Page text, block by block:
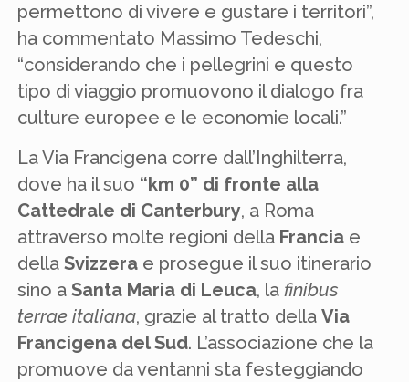
permettono di vivere e gustare i territori”,
ha commentato Massimo Tedeschi,
“considerando che i pellegrini e questo
tipo di viaggio promuovono il dialogo fra
culture europee e le economie locali.”
La Via Francigena corre dall’Inghilterra,
dove ha il suo “km 0” di fronte alla
Cattedrale di Canterbury, a Roma
attraverso molte regioni della Francia e
dellaSvizzera e prosegue il suo itinerario
sino aSanta Maria di Leuca, lafinibus
terrae italiana, grazie al tratto dellaVia
Francigena del Sud. L’associazione che la
promuove da ventanni sta festeggiando